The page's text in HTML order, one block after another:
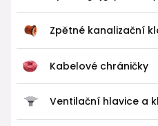
Zpětné kanalizační
Kabelové chráničky
Ventilační hlavice a